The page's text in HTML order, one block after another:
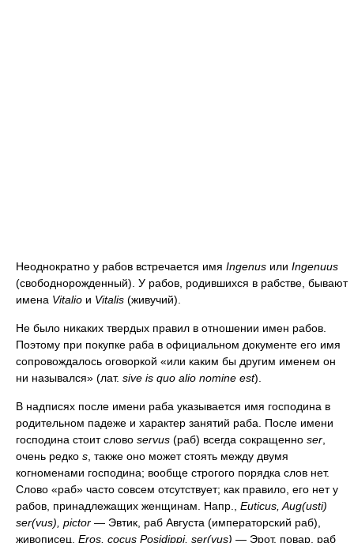
Неоднократно у рабов встречается имя Ingenus или Ingenuus
(свободнорожденный). У рабов, родившихся в рабстве, бывают
имена Vitalio и Vitalis (живучий).
Не было никаких твердых правил в отношении имен рабов.
Поэтому при покупке раба в официальном документе его имя
сопровождалось оговоркой «или каким бы другим именем он
ни назывался» (лат. sive is quo alio nomine est).
В надписях после имени раба указывается имя господина в
родительном падеже и характер занятий раба. После имени
господина стоит слово servus (раб) всегда сокращенно ser
очень редко s , также оно может стоять между двумя
когноменами господина; вообще строгого порядка слов нет.
Слово «раб» часто совсем отсутствует; как правило, его нет у
рабов, принадлежащих женщинам. Напр., Euticus, Aug(usti)
ser(vus), pictor — Эвтик, раб Августа (императорский раб),
живописец, Eros, cocus Posidippi, ser(vus) — Эрот, повар, раб